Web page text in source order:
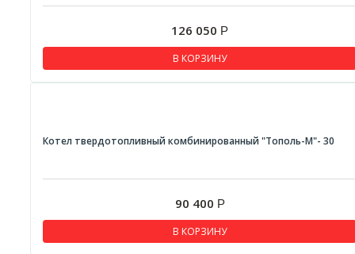
126 050 Р
В КОРЗИНУ
Котел твердотопливный комбинированный "Тополь-М"- 30
90 400 Р
В КОРЗИНУ